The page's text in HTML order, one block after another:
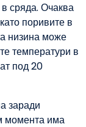
сряда. Очаква
поривите в
низина може
температури в
под 20
заради
момента има